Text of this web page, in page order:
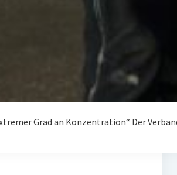
Grad an Konzentration“ Der